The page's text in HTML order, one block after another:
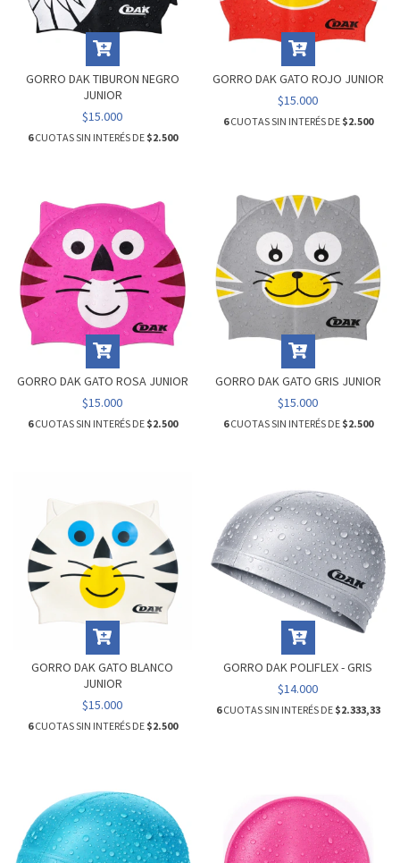
GORRO DAK TIBURON NEGRO
JUNIOR
$15.000
6CUOTAS SIN INTERÉS DE $2.500
GORRO DAK GATO ROJO JUNIOR
$15.000
6CUOTAS SIN INTERÉS DE $2.500
GORRO DAK GATO ROSA JUNIOR
$15.000
6CUOTAS SIN INTERÉS DE $2.500
GORRO DAK GATO GRIS JUNIOR
$15.000
6CUOTAS SIN INTERÉS DE $2.500
GORRO DAK GATO BLANCO
JUNIOR
$15.000
6CUOTAS SIN INTERÉS DE $2.500
GORRO DAK POLIFLEX - GRIS
$14.000
6CUOTAS SIN INTERÉS DE $2.333,33